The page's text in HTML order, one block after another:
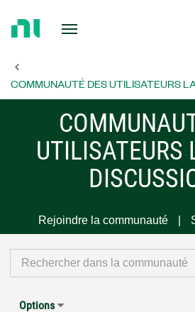
Page
COMMUNAUTÉ DES UTILISATEURS
UTILISATEURS
Rejoindre la communauté
Options